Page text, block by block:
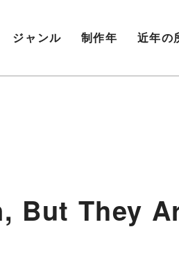
ジャンル 制作年 近年の
But They